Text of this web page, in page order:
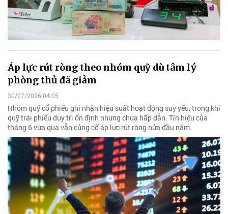
Áp lực rút ròng theo nhóm quỹ dù tâm lý
phòng thủ đã giảm
30/07/2026 04:05
Nhóm quỹ cổ phiếu ghi nhận hiệu suất hoạt động suy yếu, trong khi
quỹ trái phiếu duy trì ổn định nhưng chưa hấp dẫn. Tín hiệu của
tháng 6 vừa qua vẫn củng cố áp lực rút ròng nửa đầu năm.